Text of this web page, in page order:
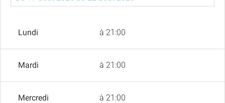
Lundi à 21:00
Mardi à 21:00
Mercredi à 21:00